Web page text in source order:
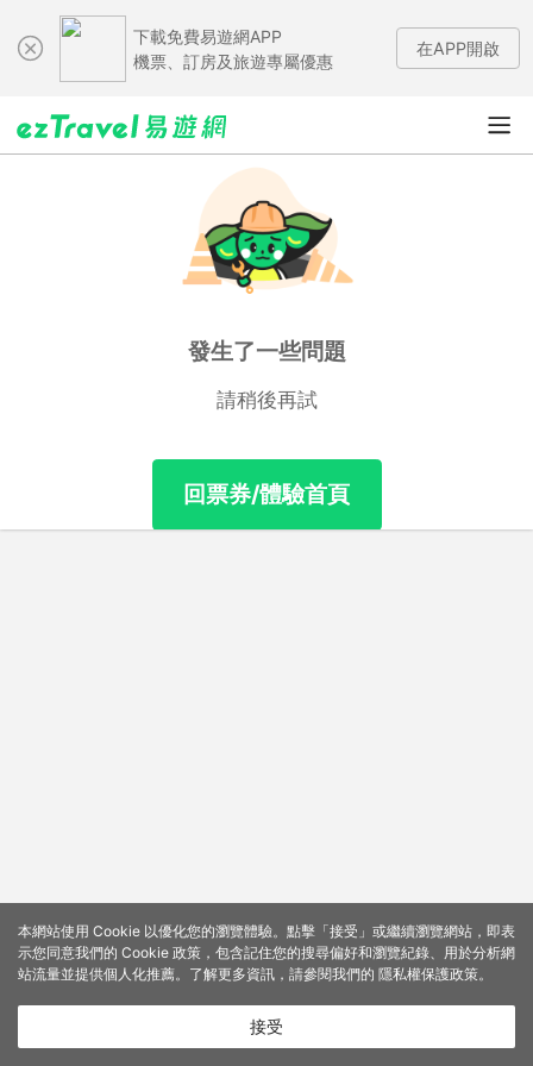
下載免費易遊網APP
機票、訂房及旅遊專屬優惠
在APP開啟
發生了一些問題
請稍後再試
回票券/體驗首頁
本網站使用 Cookie 以優化您的瀏覽體驗。點擊「接受」或繼續瀏覽網站，即表
示您同意我們的 Cookie 政策，包含記住您的搜尋偏好和瀏覽紀錄、用於分析網
站流量並提供個人化推薦。了解更多資訊，請參閱我們的 隱私權保護政策。
接受